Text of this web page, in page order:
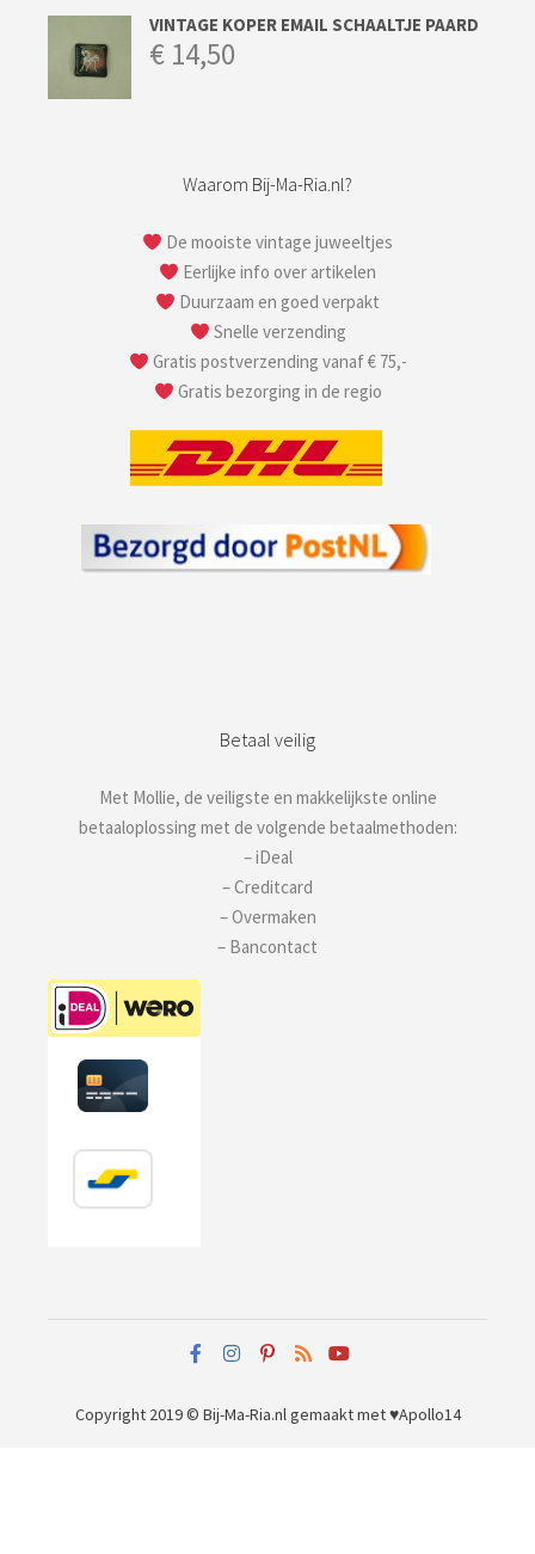
VINTAGE KOPER EMAIL SCHAALTJE PAARD
€ 14,50
Waarom Bij-Ma-Ria.nl?
De mooiste vintage juweeltjes
Eerlijke info over artikelen
Duurzaam en goed verpakt
Snelle verzending
Gratis postverzending vanaf € 75,-
Gratis bezorging in de regio
Betaal veilig
Met Mollie, de veiligste en makkelijkste online
betaaloplossing met de volgende betaalmethoden:
– iDeal
– Creditcard
– Overmaken
– Bancontact
Copyright 2019 © Bij-Ma-Ria.nlgemaakt met ♥Apollo14